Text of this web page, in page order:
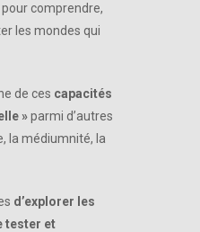
comprendre,
les mondes qui
de ces capacités
»parmi d’autres
la médiumnité, la
d’explorer les
tester et